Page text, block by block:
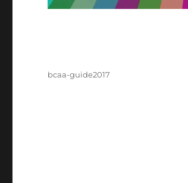
Forfatter
bcaa-guide2017